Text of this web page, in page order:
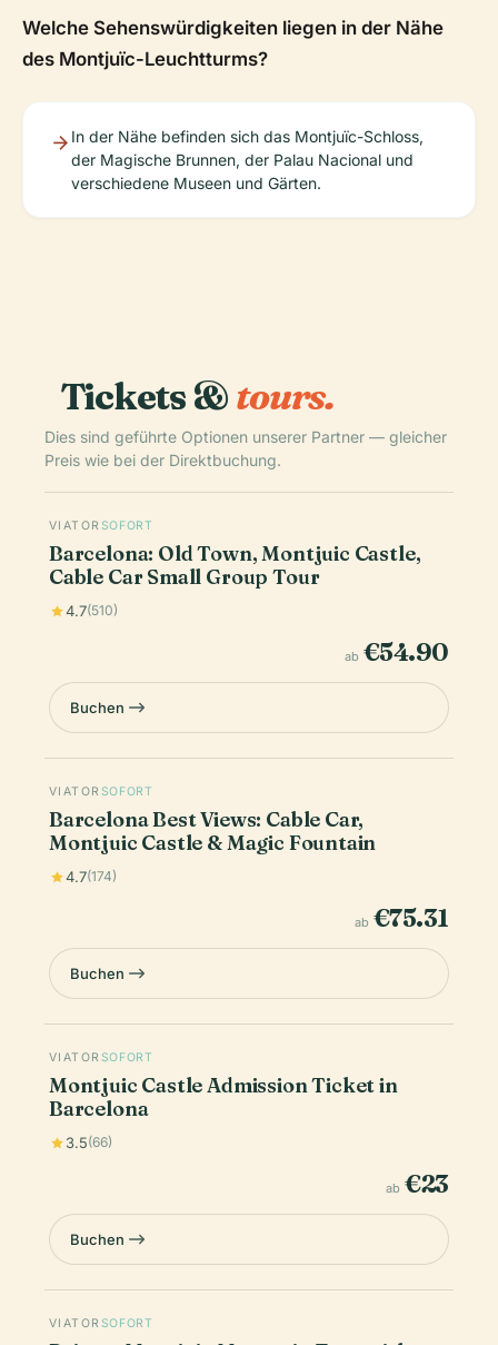
Welche Sehenswürdigkeiten liegen in der Nähe
des Montjuïc-Leuchtturms?
In der Nähe befinden sich das Montjuïc-Schloss,
der Magische Brunnen, der Palau Nacional und
verschiedene Museen und Gärten.
Tickets &tours.
Dies sind geführte Optionen unserer Partner — gleicher
Preis wie bei der Direktbuchung.
VIATOR SOFORT
Barcelona: Old Town, Montjuic Castle,
Cable Car Small Group Tour
4.7(510)
ab €54.90
Buchen
VIATOR SOFORT
Barcelona Best Views: Cable Car,
Montjuic Castle & Magic Fountain
4.7(174)
ab €75.31
Buchen
VIATOR SOFORT
Montjuic Castle Admission Ticket in
Barcelona
3.5(66)
ab €23
Buchen
VIATOR SOFORT